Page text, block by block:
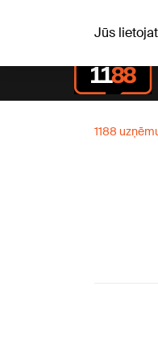
Jūs
1188